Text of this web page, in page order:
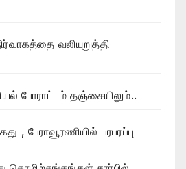
வலியுறுத்தி
போராட்டம் தஞ்சையிலும்..
, பேராவூரணியில் பரபரப்பு